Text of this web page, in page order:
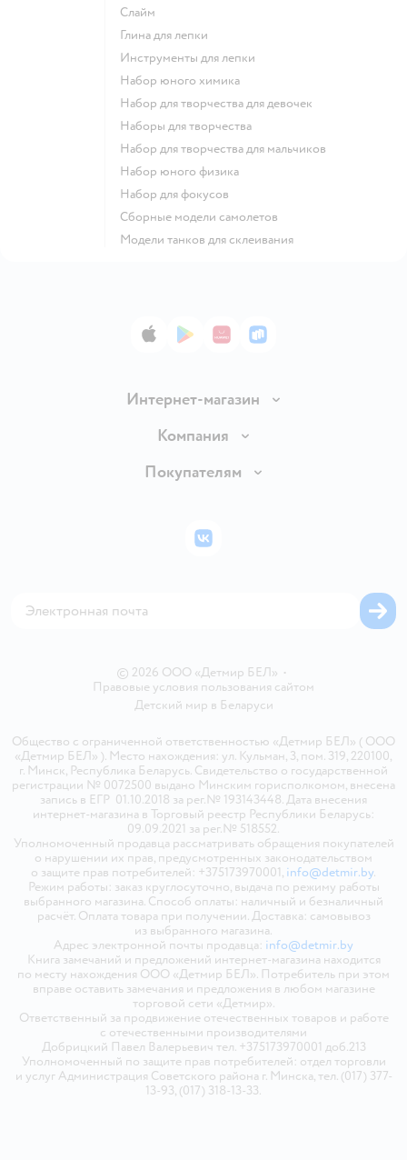
Слайм
Глина для лепки
Инструменты для лепки
Набор юного химика
Набор для творчества для девочек
Наборы для творчества
Набор для творчества для мальчиков
Набор юного физика
Набор для фокусов
Сборные модели самолетов
Модели танков для склеивания
App StoreGoogle Play
AppGallery
RuStore
Интернет-магазин
Доставка и оплата
Правила продажи
Политика использования файлов cookie
Компания
Вакансии
Покупателям
Бонусные карты
© 2026 ООО «Детмир БЕЛ» •
Правовые условия пользования сайтом
Детский мир в Беларуси
Общество с ограниченной ответственностью «Детмир БЕЛ» ( ООО
«Детмир БЕЛ» ). Место нахождения: ул. Кульман, 3, пом. 319, 220100,
г. Минск, Республика Беларусь. Свидетельство о государственной
регистрации № 0072500 выдано Минским горисполкомом, внесена
запись в ЕГР 01.10.2018 за рег.№ 193143448. Дата внесения
интернет-магазина в Торговый реестр Республики Беларусь:
09.09.2021 за рег.№ 518552.
Уполномоченный продавца рассматривать обращения покупателей
о нарушении их прав, предусмотренных законодательством
о защите прав потребителей: +375173970001, info@detmir.by.
Режим работы: заказ круглосуточно, выдача по режиму работы
выбранного магазина. Способ оплаты: наличный и безналичный
расчёт. Оплата товара при получении. Доставка: самовывоз
из выбранного магазина.
Адрес электронной почты продавца: info@detmir.by
Книга замечаний и предложений интернет-магазина находится
по месту нахождения ООО «Детмир БЕЛ». Потребитель при этом
вправе оставить замечания и предложения в любом магазине
торговой сети «Детмир».
Ответственный за продвижение отечественных товаров и работе
с отечественными производителями
Добрицкий Павел Валерьевич тел. +375173970001 доб.213
Уполномоченный по защите прав потребителей: отдел торговли
и услуг Администрация Советского района г. Минска, тел. (017) 377-
13-93, (017) 318-13-33.
ВКонтакте